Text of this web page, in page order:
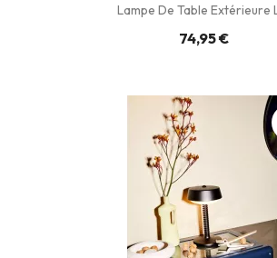
Lampe De Table Extérieure
74,95 €